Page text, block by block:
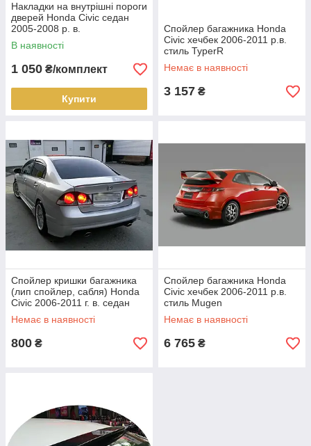
Накладки на внутрішні пороги
дверей Honda Civic седан
2005-2008 р. в.
В наявності
1 050 ₴/комплект
Купити
Спойлер багажника Honda
Civic хечбек 2006-2011 р.в.
стиль TyperR
Немає в наявності
3 157 ₴
Спойлер кришки багажника
(лип спойлер, сабля) Honda
Civic 2006-2011 г. в. седан
Немає в наявності
800 ₴
Спойлер багажника Honda
Civic хечбек 2006-2011 р.в.
стиль Mugen
Немає в наявності
6 765 ₴